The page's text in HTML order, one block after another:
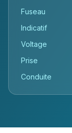
Fuseau
Indicatif
Voltage
Prise
Conduite